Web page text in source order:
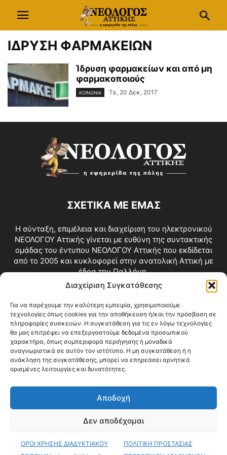
Διαχείριση Συγκατάθεσης
Για να παρέχουμε την καλύτερη εμπειρία, χρησιμοποιούμε
τεχνολογίες όπως cookies για την αποθήκευση ή/και την πρόσβαση σε
πληροφορίες συσκευών. Η συγκατάθεση για τις εν λόγω τεχνολογίες
θα μας επιτρέψει να επεξεργαστούμε δεδομένα προσωπικού
χαρακτήρα, όπως συμπεριφορά περιήγησης ή μοναδικά
αναγνωριστικά σε αυτόν τον ιστότοπο. Η μη συγκατάθεση ή η
ανάκληση της συγκατάθεσης, μπορεί να επηρεάσει αρνητικά
ορισμένες λειτουργίες και δυνατότητες.
Αποδοχή
Δεν αποδέχομαι
ΟΡΟΙ ΧΡΗΣΗΣ ΔΙΑΔΥΚΤΙΑΚΟΥ
ΠΟΛΙΤΙΚΗ ΠΡΟΣΤΑΣΙΑΣ
ΙΔΡΥΣΗ ΦΑΡΜΑΚΕΙΩΝ
Ίδρυση φαρμακείων και από μη
φαρμακοποιούς
ΚΟΙΝΩΝΙΑ Τε, 20 Δεκ, 2017
ΣΧΕΤΙΚΑ ΜΕ ΕΜΑΣ
Η σύνταξη, επιμέλεια και διαχείριση του ηλεκτρονικού
ΝΕΟΛΟΓΟΥ Αττικής γίνεται με ευθύνη της συντακτικής
ομάδας του έντυπου ΝΕΟΛΟΓΟΥ Αττικής που εκδίδεται
από το 2005 και κυκλοφορεί στην ανατολική Αττική με
έδρα την Παλλήνη.
Επικοινωνία:info@neologosattikis.gr
ΑΚΟΛΟΥΘΗΣΕ ΜΑΣ
Videos Όροι Χρήσης
© Copyright 2026 ΝΕΟΛΟΓΟΣ ΑΤΤΙΚΗΣ • All Rights Reserved •